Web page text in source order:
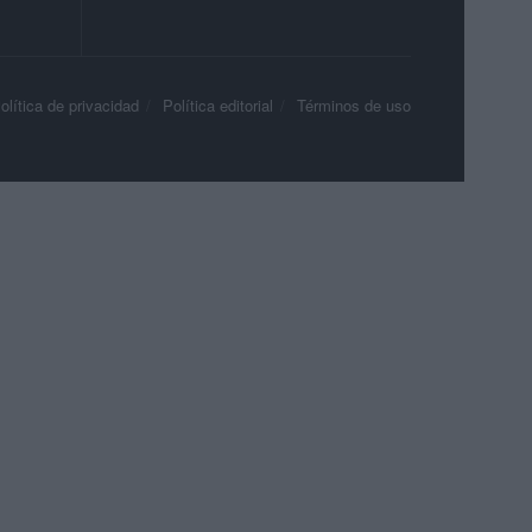
de privacidad Política editorial Términos de uso